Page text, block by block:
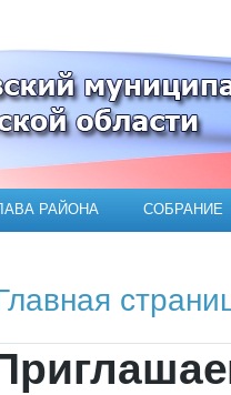
РАЙОНА СОБРАНИЕ